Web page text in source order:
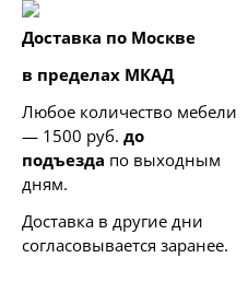
Доставка по Москве
в пределах МКАД
Любое количество мебели
— 1500 руб.до
подъезда по выходным
дням.
Доставка в другие дни
согласовывается заранее.